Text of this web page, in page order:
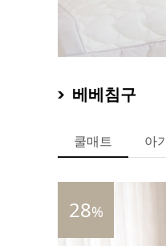
베베침구
쿨매트 아
28%